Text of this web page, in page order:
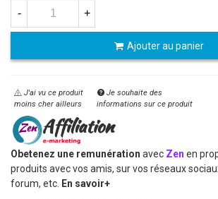
- +
Ajouter au panier
J'ai vu ce produit
moins cher ailleurs
Je souhaite des
informations sur ce produit
Obetenez une remunération avec Zen en
produits avec vos amis, sur vos réseaux
forum, etc. En savoir+